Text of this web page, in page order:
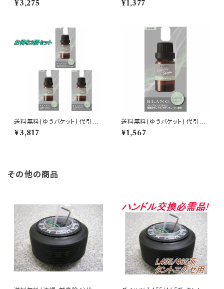
ー専用フレグランスオイル フェ
¥3,275
ー専用フレグランスオイル フェ
¥1,377
送料無料(ゆうパケット) 代引不
可 ブラング 噴霧式ディフューザ
ー専用フレグランスオイル ラグ
¥3,817
送料無料(ゆうパケット) 代引不
可 ブラング 噴霧式ディフューザ
ー専用フレグランスオイル ラグ
¥1,567
その他の商品